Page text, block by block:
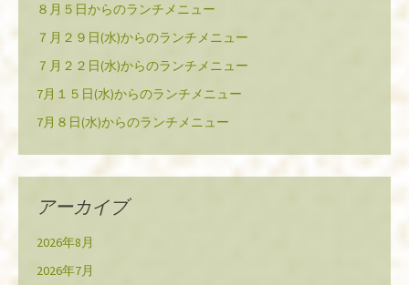
８月５日からのランチメニュー
７月２９日(水)からのランチメニュー
７月２２日(水)からのランチメニュー
7月１５日(水)からのランチメニュー
7月８日(水)からのランチメニュー
アーカイブ
2026年8月
2026年7月